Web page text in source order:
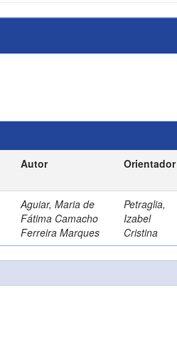
Autor Orientador
Aguiar, Maria de
Fátima Camacho
Ferreira Marques
Petraglia,
Izabel
Cristina